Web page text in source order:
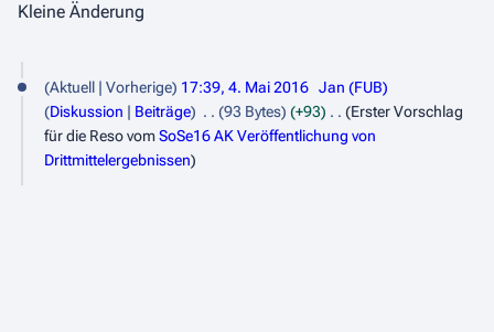
Kleine Änderung
4
Aktuell Vorherige 17:39, 4. Mai 2016 Jan (FUB)
Diskussion
Beiträge 93 Bytes +93
Erster Vorschlag
für die Reso vomSoSe16 AK Veröffentlichung von
Drittmittelergebnissen